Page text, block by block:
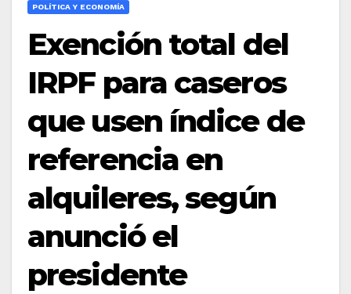
POLÍTICA Y ECONOMÍA
Exención total del
IRPF para caseros
que usen índice de
referencia en
alquileres, según
anunció el
presidente